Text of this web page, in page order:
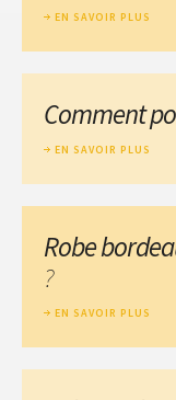
EN SAVOIR PLUS
Comment
EN SAVOIR PLUS
Robe
?
EN SAVOIR PLUS